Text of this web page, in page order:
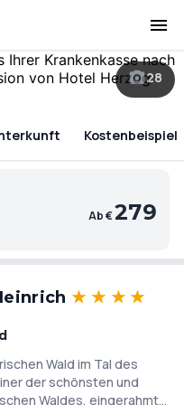
28
Kostenbeispiel
Ab €279
★ ★ ★★
Wald im Tal des
der schönsten und
Waldes, eingerahmt